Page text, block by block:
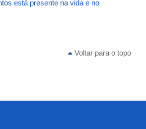
está presente na vida e no
Voltar para o topo